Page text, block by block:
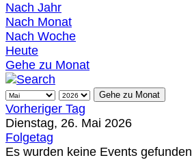
Nach Jahr
Nach Monat
Nach Woche
Heute
Gehe zu Monat
Gehe zu Monat
Vorheriger Tag
Dienstag, 26. Mai 2026
Folgetag
Es wurden keine Events gefunden